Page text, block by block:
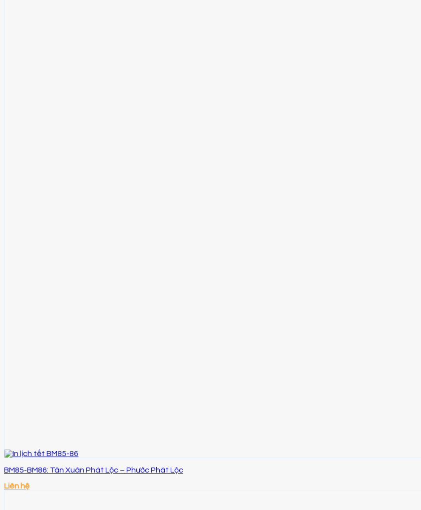
BM85-BM86: Tân Xuân Phát Lộc – Phước Phát Lộc
Liên hệ